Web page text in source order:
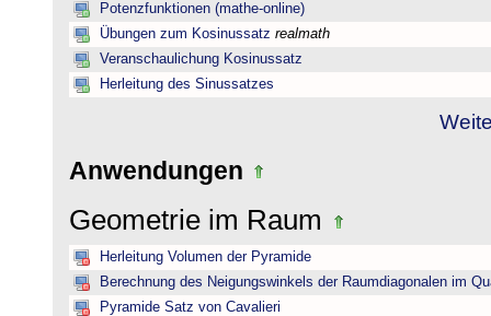
Potenzfunktionen (mathe-online)
Übungen zum Kosinussatz realmath
Veranschaulichung Kosinussatz
Herleitung des Sinussatzes
Anwendungen
Geometrie im Raum
Herleitung Volumen der Pyramide
Berechnung des Neigungswinkels der Raumdiagonalen im
Pyramide Satz von Cavalieri